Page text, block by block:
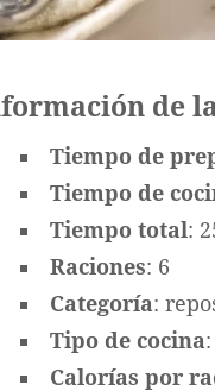
de
Tiempo de
Tiempo de
Tiempo total:
Raciones: 6
Categoría:
Tipo de cocina
Calorías por